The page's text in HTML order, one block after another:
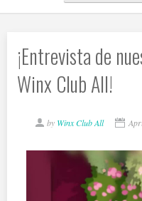
¡Entrevista de
Winx Club All!
by Winx Club All